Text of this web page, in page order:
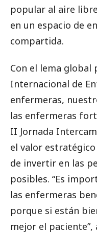
popular al aire
en un espacio de
compartida.
Con el lema global
Internacional de
enfermeras,
las enfermeras
II Jornada
el valor estratégico
de invertir en las
posibles. “Es
las enfermeras
porque si están
mejor el paciente”,